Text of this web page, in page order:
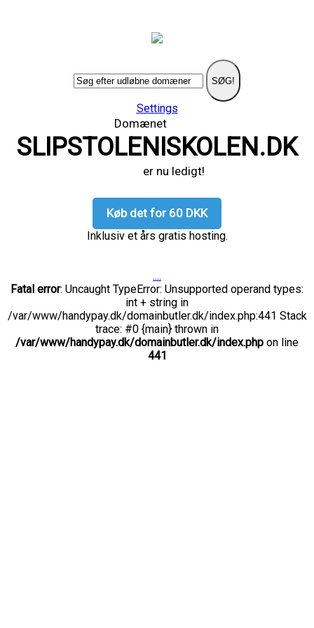
SØG!
Settings
Domænet
SLIPSTOLENISKOLEN.DK
er nu ledigt!
Køb det for 60 DKK
Inklusiv et års gratis hosting.
....
Fatal error: Uncaught TypeError: Unsupported operand types:
int + string in
/var/www/handypay.dk/domainbutler.dk/index.php:441 Stack
trace: #0 {main} thrown in
/var/www/handypay.dk/domainbutler.dk/index.php on line
441